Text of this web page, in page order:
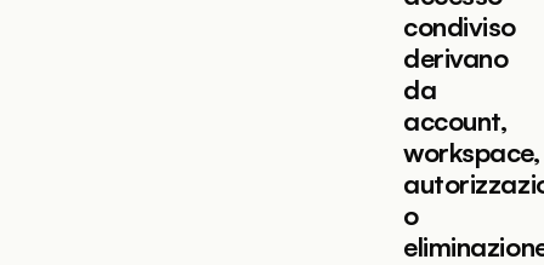
condiviso
derivano
da
account,
workspace,
o